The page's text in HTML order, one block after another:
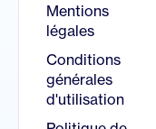
Mentions
légales
Conditions
générales
d'utilisation